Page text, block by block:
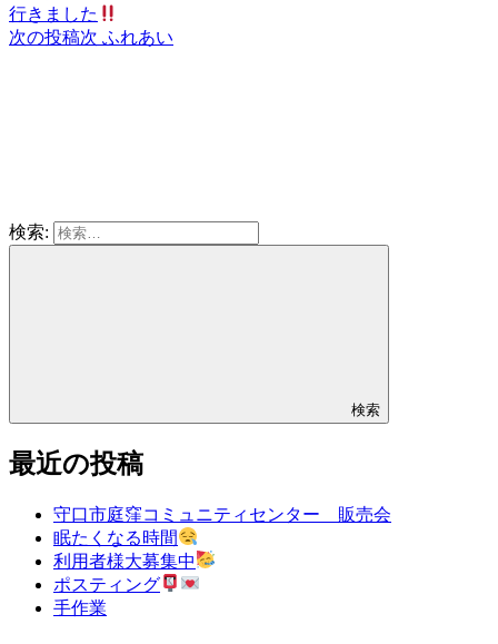
行きました
次の投稿次 ふれあい
検索:
検索
最近の投稿
守口市庭窪コミュニティセンター 販売会
眠たくなる時間
利用者様大募集中
ポスティング
手作業